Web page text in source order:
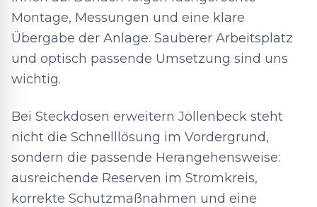
Montage, Messungen und eine klare
Übergabe der Anlage. Sauberer Arbeitsplatz
und optisch passende Umsetzung sind uns
wichtig.
Bei Steckdosen erweitern Jöllenbeck steht
nicht die Schnelllösung im Vordergrund,
sondern die passende Herangehensweise:
ausreichende Reserven im Stromkreis,
korrekte Schutzmaßnahmen und eine